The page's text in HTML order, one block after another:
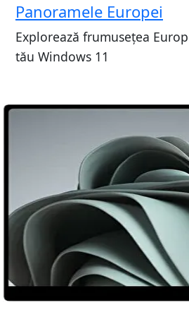
Panoramele Europei
Explorează frumusețea
tău Windows 11